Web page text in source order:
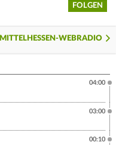
FOLGEN
MITTELHESSEN-WEBRADIO
04:00
03:00
00:10